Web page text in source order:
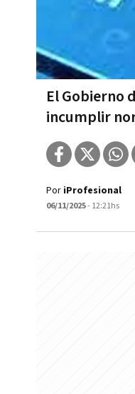
El Gobierno
incumplir
Por iProfesional
06/11/2025- 12:21hs